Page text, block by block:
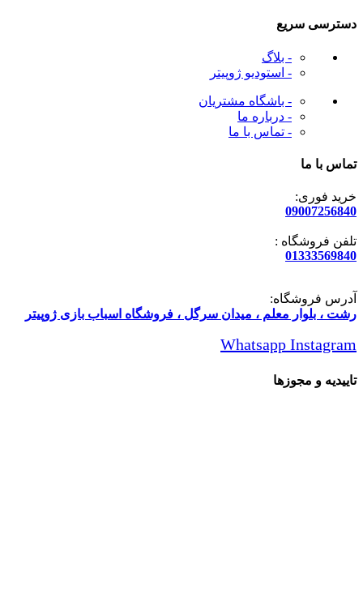
دسترسی سریع
- بلاگ
- استودیو ژوپیتر
- باشگاه مشتریان
- درباره ما
- تماس با ما
تماس با ما
خرید فوری:
09007256840
تلفن فروشگاه :
01333569840
آدرس فروشگاه:
رشت ، بلوار معلم ، میدان سرگل ، فروشگاه اسباب بازی ژوپیتر
Whatsapp Instagram
تاییدیه و مجوزها